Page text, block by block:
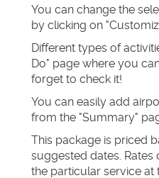
You can change the
by clicking on
Different types of
Do" page where you
forget to check it!
You can easily add
from the "Summary"
This package is priced
suggested dates.
the particular service